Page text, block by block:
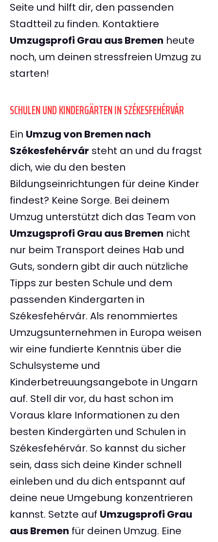
Seite und hilft dir, den passenden
Stadtteil zu finden. Kontaktiere
Umzugsprofi Grau aus Bremen heute
noch, um deinen stressfreien Umzug zu
starten!
SCHULEN UND KINDERGÄRTEN IN SZÉKESFEHÉRVÁR
Ein Umzug von Bremen nach
Székesfehérvár steht an und du fragst
dich, wie du den besten
Bildungseinrichtungen für deine Kinder
findest? Keine Sorge. Bei deinem
Umzug unterstützt dich das Team von
Umzugsprofi Grau aus Bremen nicht
nur beim Transport deines Hab und
Guts, sondern gibt dir auch nützliche
Tipps zur besten Schule und dem
passenden Kindergarten in
Székesfehérvár. Als renommiertes
Umzugsunternehmen in Europa weisen
wir eine fundierte Kenntnis über die
Schulsysteme und
Kinderbetreuungsangebote in Ungarn
auf. Stell dir vor, du hast schon im
Voraus klare Informationen zu den
besten Kindergärten und Schulen in
Székesfehérvár. So kannst du sicher
sein, dass sich deine Kinder schnell
einleben und du dich entspannt auf
deine neue Umgebung konzentrieren
kannst. Setzte auf Umzugsprofi Grau
aus Bremen für deinen Umzug. Eine